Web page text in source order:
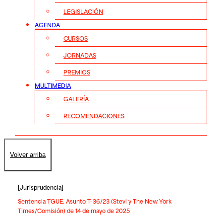
LEGISLACIÓN
AGENDA
CURSOS
JORNADAS
PREMIOS
MULTIMEDIA
GALERÍA
RECOMENDACIONES
Volver arriba
[Jurisprudencia]
Sentencia TGUE. Asunto T-36/23 (Stevi y The New York
Times/Comisión) de 14 de mayo de 2025